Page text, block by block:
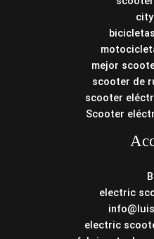
mejor
scooter de
scooter
Scooter
electric
electric